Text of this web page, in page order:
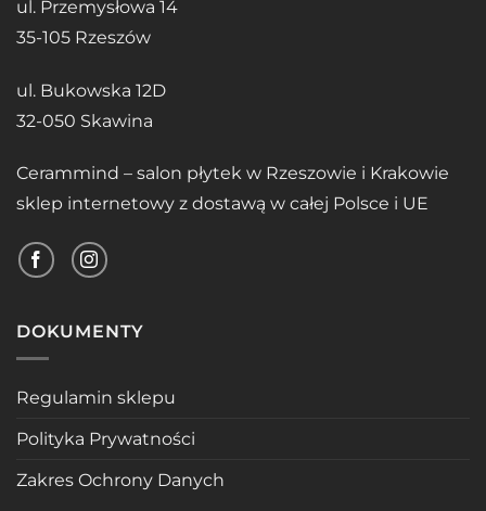
ul. Przemysłowa 14
35-105 Rzeszów
ul. Bukowska 12D
32-050 Skawina
Cerammind – salon płytek w Rzeszowie i Krakowie
sklep internetowy z dostawą w całej Polsce i UE
DOKUMENTY
Regulamin sklepu
Polityka Prywatności
Zakres Ochrony Danych